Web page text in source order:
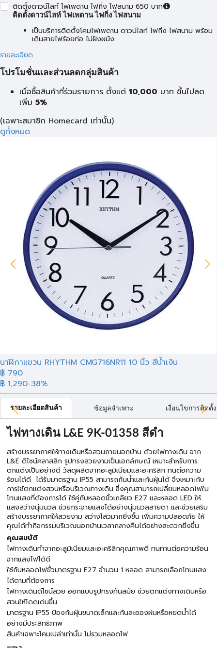
ติดตั้งดาวน์ไลท์ ไฟเพดาน ไฟกิ่ง ไฟสนาม 650 บาท
ติดตั้งดาวน์ไลท์ ไฟเพดาน ไฟกิ่ง ไฟสนาม
เป็นบริการติดตั้งโคมไฟเพดาน ดาวน์ไลท์ ไฟกิ่ง ไฟสนาม พร้อม
เดินสายไฟร้อยท่อ ไม่ฝังผนัง
รายละเอียด
โปรโมชั่นและส่วนลดกลุ่มสินค้า
เมื่อซื้อสินค้าที่ร่วมรายการ ตั้งแต่ 10,000 บาท ขึ้นไปลด
เพิ่ม 5%
(เฉพาะสมาชิก Homecard เท่านั้น)
ดูทั้งหมด
นาฬิกาแขวน RHYTHM CMG716NR11 10 นิ้ว สีน้ำเงิน
฿ 790
฿ 1,290-38%
รายละเอียดสินค้า ข้อมูลจำเพาะ เงื่อนไขการติดตั้ง
ไฟทางเดิน L&E 9K-01358 สีดำ
สร้างบรรยากาศให้ทางเดินหรือสวนภายนอกบ้าน ด้วยไฟทางเดิน จาก
L&E ดีไซน์คลาสสิก รูปทรงสวยงามเป็นเอกลักษณ์ เหมาะสำหรับการ
ตกแต่งเป็นอย่างดี วัสดุผลิตจากอะลูมิเนียมและอะคริลิก ทนต่อความ
ร้อนได้ดี ได้รับมาตรฐาน IP55 สามารถกันน้ำและกันฝุ่นได้ จึงเหมาะกับ
การใช้ตกแต่งสวนหรือบริเวณทางเดิน ซึ่งคุณสามารถเปลี่ยนหลอดไฟใน
โทนแสงที่ต้องการได้ ใช้คู่กับหลอดขั้วเกลียว E27 และหลอด LED ให้
แสงสว่างนุ่มนวล ช่วยกระจายแสงได้อย่างนุ่มนวลสายตา และช่วยเสริม
สร้างบรรยากาศให้สวยงาม สว่างไสวมากยิ่งขึ้น เพิ่มความปลอดภัย ให้
คุณได้ทำกิจกรรมบริเวณนอกบ้านเวลากลางคืนได้อย่างสะดวกยิ่งขึ้น
คุณสมบัติ
ไฟทางเดินทำจากอะลูมิเนียมและอะคริลิกคุณภาพดี ทนทานต่อความร้อน
จากแสงไฟได้ดี
ใช้กับหลอดไฟขั้วมาตรฐาน E27 จำนวน 1 หลอด สามารถเลือกโทนแสง
ได้ตามที่ต้องการ
ไฟทางเดินดีไซน์สวย ออกแบบรูปทรงทันสมัย ช่วยตกแต่งทางเดินหรือ
สวนให้โดดเด่นขึ้น
มาตรฐาน IP55 ป้องกันฝุ่นขนาดเล็กและกันละอองฝนหรือหยดน้ำได้
อย่างมีประสิทธิภาพ
สินค้าเฉพาะโคมเปล่าเท่านั้น ไม่รวมหลอดไฟ